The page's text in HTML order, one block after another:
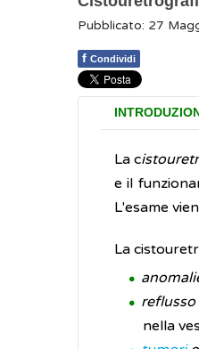
Pubblicato: 27
f Condividi
La c
e il
L'esame
La
nella